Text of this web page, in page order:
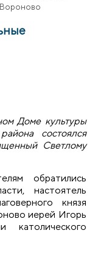
Вороново
Доме культуры
состоялся
Светлому
обратились
настоятель
князя
иерей Игорь
католического